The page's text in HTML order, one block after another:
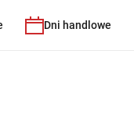
Dni handlowe
jest